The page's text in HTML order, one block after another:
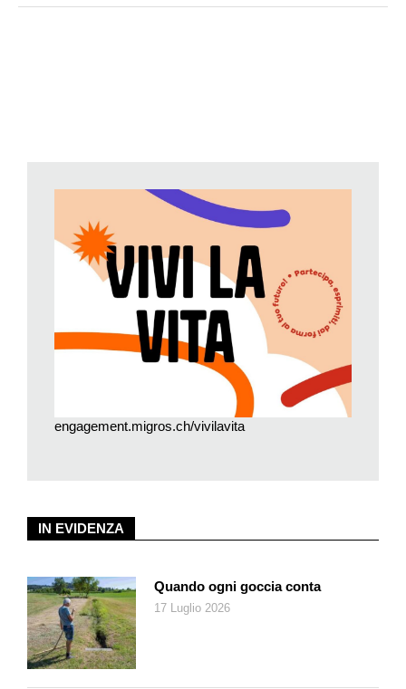
ricevuti: programmi di lavoro giovanile e di partecipazione
culturale, progetti di integrazione professionale e di formazione,
nuovi approcci alla consulenza sul debito e progetti che
rafforzano l’impegno dei giovani. Abbiamo anche ricevuto
diverse proposte sul tema «Lasciare l’assistenza». Si tratta
della difficile transizione dei giovani dalle case di accoglienza e
dalle famiglie affidatarie alla vita adulta.
In totale sono stati scelti 33 progetti, di cui 6 ticinesi:il
numero di partecipanti dalla Svizzera italiana è
In effetti, abbiamo ricevuto un numero relativamente elevato di
Debiti, Assoc. Parlatevi… con noi, ndr). A mio avviso, questo
dimostra da un lato la vivacità della società civile ticinese.
Dall’altro lato, purtroppo, il Ticino ha circa il 21% della
popolazione a rischio di povertà, una media più alta che in altre
parti della Svizzera (fonte: Uff. fed. statistica 2024). Circa un
quinto della popolazione ticinese vive con un budget limitato e
anche molti bambini, adolescenti e giovani adulti ne sono
IN EVIDENZA
Quando ogni goccia conta
17 Luglio 2026
engagement.migros.ch/vivilavita